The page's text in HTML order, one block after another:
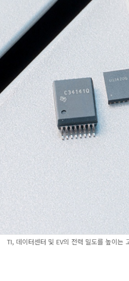
TI, 데이터센터 및 EV의 전력 밀도를 높이는